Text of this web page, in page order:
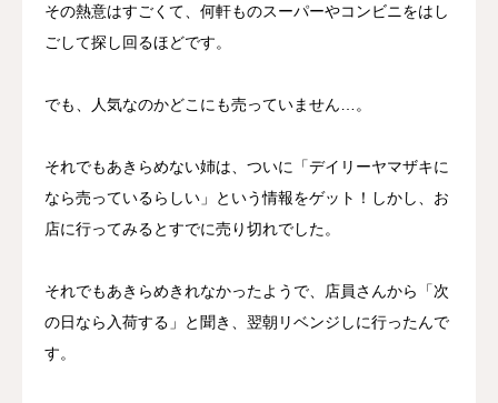
その熱意はすごくて、何軒ものスーパーやコンビニをはし
ごして探し回るほどです。
でも、人気なのかどこにも売っていません…。
それでもあきらめない姉は、ついに「デイリーヤマザキに
なら売っているらしい」という情報をゲット！しかし、お
店に行ってみるとすでに売り切れでした。
それでもあきらめきれなかったようで、店員さんから「次
の日なら入荷する」と聞き、翌朝リベンジしに行ったんで
す。